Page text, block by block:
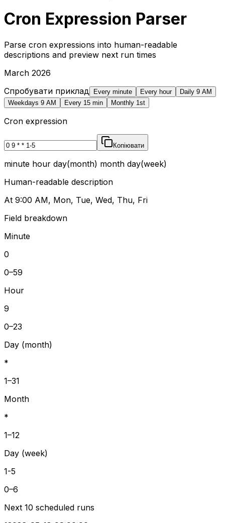
Cron Expression Parser
Parse cron expressions into human-readable
descriptions and preview next run times
March 2026
Спробувати приклад
Every minute Every hour
Daily 9 AM
Weekdays 9 AM
Every 15 min Monthly 1st
Cron expression
Копіювати
minute hour day(month) month day(week)
Human-readable description
At 9:00 AM, Mon, Tue, Wed, Thu, Fri
Field breakdown
Minute
0
0–59
Hour
9
0–23
Day (month)
*
1–31
Month
*
1–12
Day (week)
1-5
0–6
Next 10 scheduled runs